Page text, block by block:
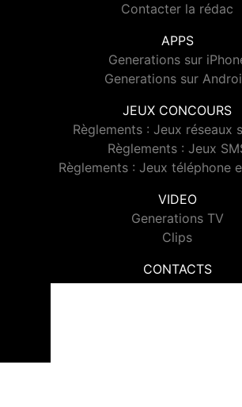
Contacter la rédac
APPS
Generations sur
Generations sur
JEUX CONCOURS
Règlements : Jeux réseaux
Règlements : Jeux
Règlements : Jeux téléphone
VIDEO
Generations TV
Clips
CONTACTS
Contacter